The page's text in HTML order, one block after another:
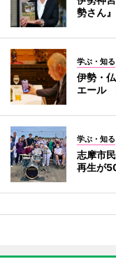
勢さん
学ぶ・知る
伊勢・
エール
学ぶ・知る
志摩市
再生が